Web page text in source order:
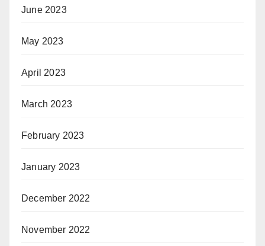
June 2023
May 2023
April 2023
March 2023
February 2023
January 2023
December 2022
November 2022